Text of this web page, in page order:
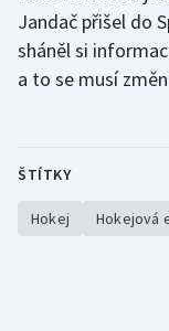
Rychlostní
Short track
Stolní tenis
Triatlon
Jandač přišel do
sháněl si
a to se musí
ŠTÍTKY
Hokej Hokejová